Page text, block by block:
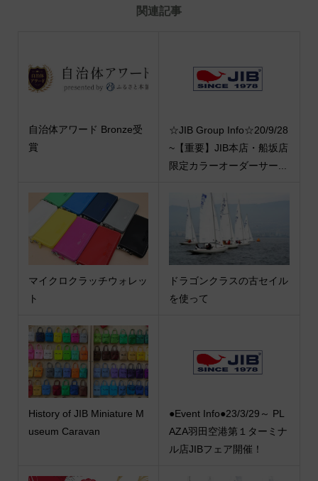
関連記事
自治体アワード Bronze受
賞
☆JIB Group Info☆20/9/28
~【重要】JIB本店・船坂店
限定カラーオーダーサー...
マイクロクラッチウォレッ
ト
ドラゴンクラスの古セイル
を使って
History of JIB Miniature M
useum Caravan
●Event Info●23/3/29～ PL
AZA羽田空港第１ターミナ
ル店JIBフェア開催！